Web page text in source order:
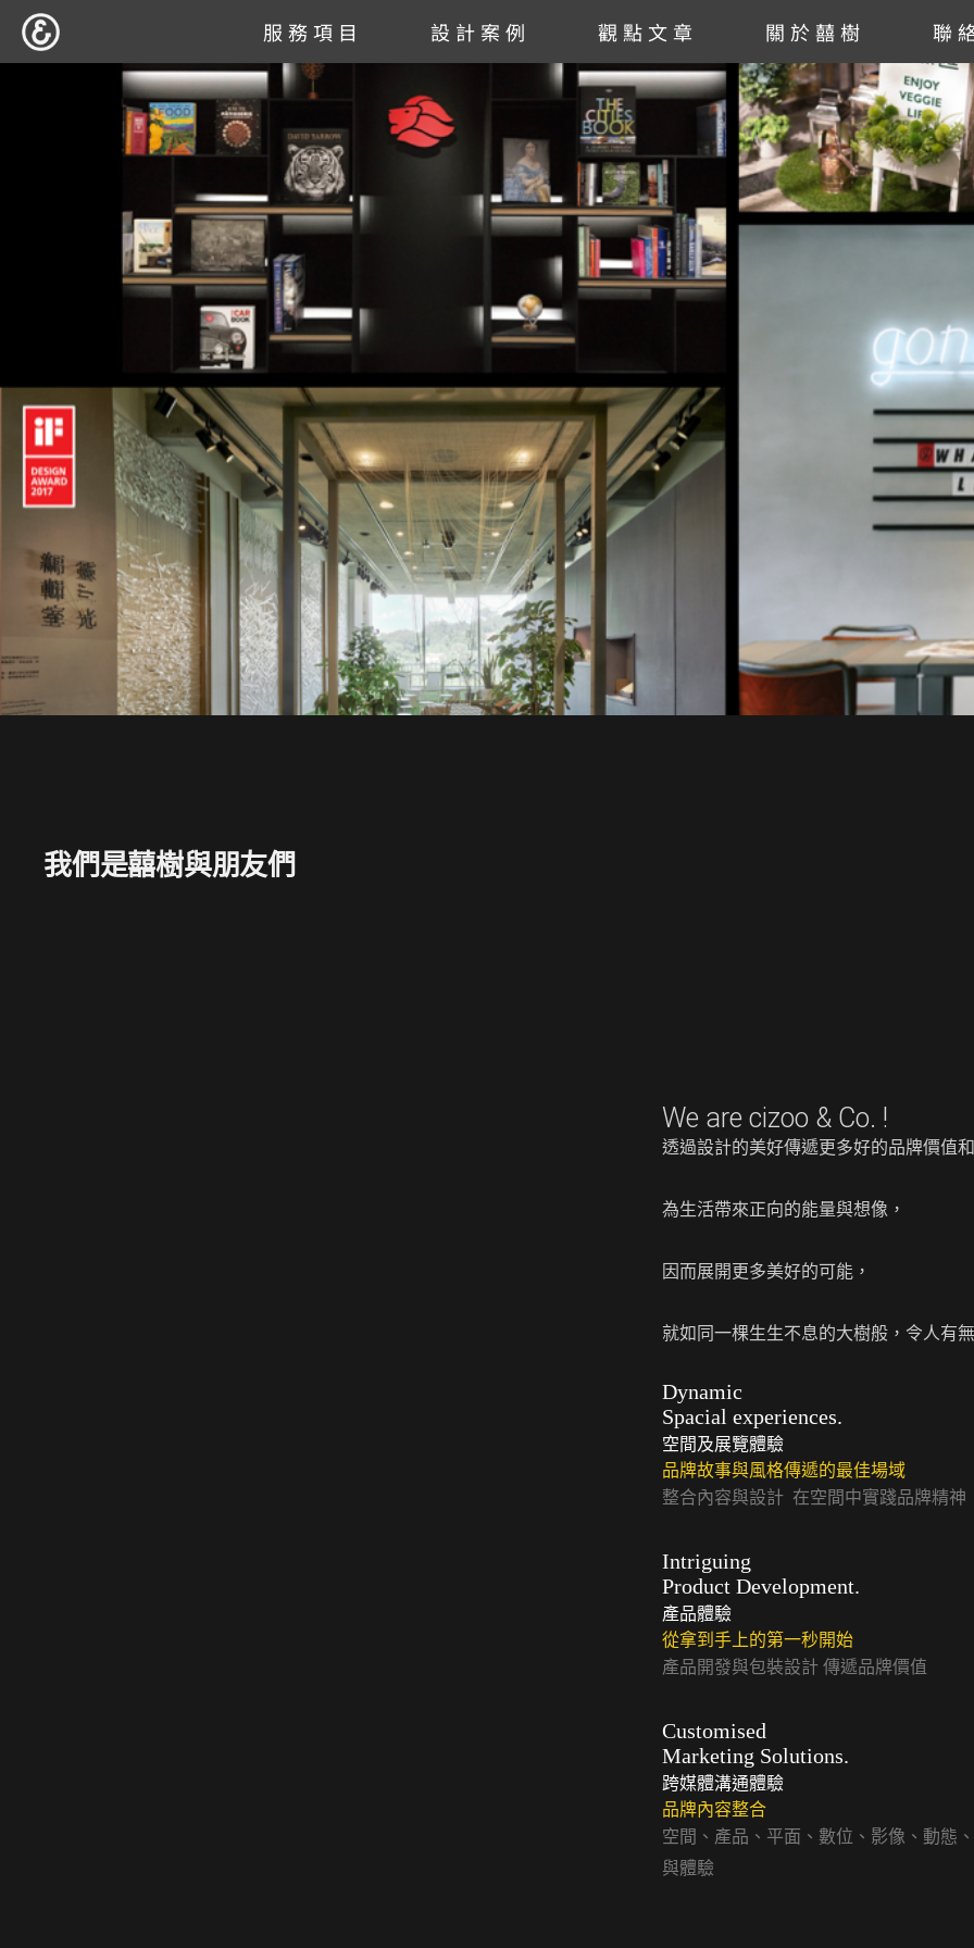
服務項目 設計案例 觀點文章 關於囍樹 聯
我們是囍樹與朋友們
We are cizoo & Co. !
透過設計的美好傳遞更多好的品牌價值
為生活帶來正向的能量與想像，
因而展開更多美好的可能，
就如同一棵生生不息的大樹般，令人有
Dynamic
Spacial experiences.
空間及展覽體驗
品牌故事與風格傳遞的最佳場域
整合內容與設計 在空間中實踐品牌精神
Intriguing
Product Development.
產品體驗
從拿到手上的第一秒開始
產品開發與包裝設計 傳遞品牌價值
Customised
Marketing Solutions.
跨媒體溝通體驗
品牌內容整合
空間、產品、平面、數位、影像、動態
與體驗